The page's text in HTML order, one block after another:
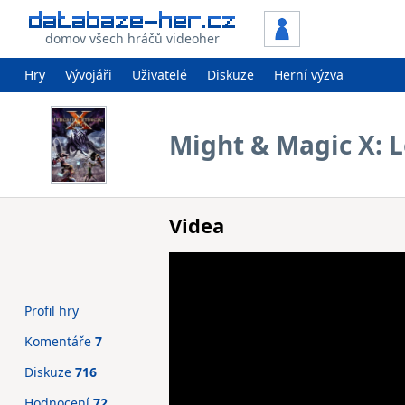
domov všech hráčů videoher
Hry Vývojáři Uživatelé Diskuze Herní výzva
Might & Magic X:
Videa
Profil hry
Komentáře 7
Diskuze 716